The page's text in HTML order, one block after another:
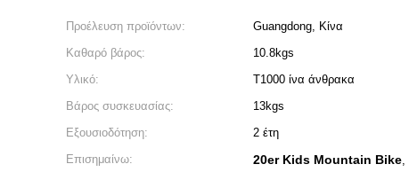
Προέλευση προϊόντων: Guangdong, Κίνα
Καθαρό βάρος:
10.8kgs
Υλικό:
T1000 ίνα άνθρακα
Βάρος συσκευασίας:
13kgs
Εξουσιοδότηση:
2 έτη
Επισημαίνω:
20er Kids Mountain Bike,